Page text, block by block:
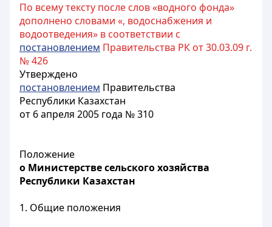
По всему тексту после слов «водного фонда»
дополнено словами «, водоснабжения и
водоотведения» в соответствии с
постановлением Правительства РК от 30.03.09 г.
№ 426
Утверждено
постановлением Правительства
Республики Казахстан
от 6 апреля 2005 года № 310
Положение
о Министерстве сельского хозяйства
Республики Казахстан
1. Общие положения